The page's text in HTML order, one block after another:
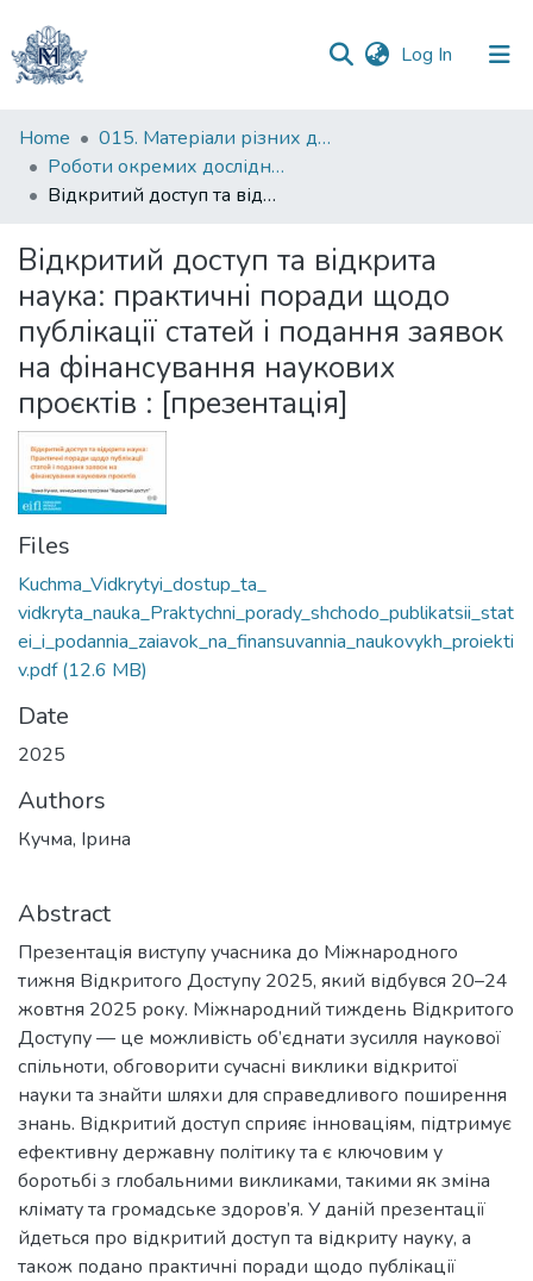
Log In (current)
Communities
&
Collections
Statistics
Home
015. Матеріали різних дослідників та організацій
Роботи окремих дослідників
Відкритий доступ та відкрита наука: практичні поради щодо публікації статей і подання заявок на фінансування наукових проєктів : [презентація]
Відкритий доступ та відкрита
наука: практичні поради щодо
публікації статей і подання заявок
на фінансування наукових
проєктів : [презентація]
Files
Kuchma_Vidkrytyi_dostup_ta_
vidkryta_nauka_Praktychni_porady_shchodo_publikatsii_stat
ei_i_podannia_zaiavok_na_finansuvannia_naukovykh_proiekti
v.pdf(12.6 MB)
Date
2025
Authors
Кучма, Ірина
Abstract
Презентація виступу учасника до Міжнародного
тижня Відкритого Доступу 2025, який відбувся 20–24
жовтня 2025 року. Міжнародний тиждень Відкритого
Доступу — це можливість об’єднати зусилля наукової
спільноти, обговорити сучасні виклики відкритої
науки та знайти шляхи для справедливого поширення
знань. Відкритий доступ сприяє інноваціям, підтримує
ефективну державну політику та є ключовим у
боротьбі з глобальними викликами, такими як зміна
клімату та громадське здоров’я. У даній презентації
йдеться про відкритий доступ та відкриту науку, а
також подано практичні поради щодо публікації